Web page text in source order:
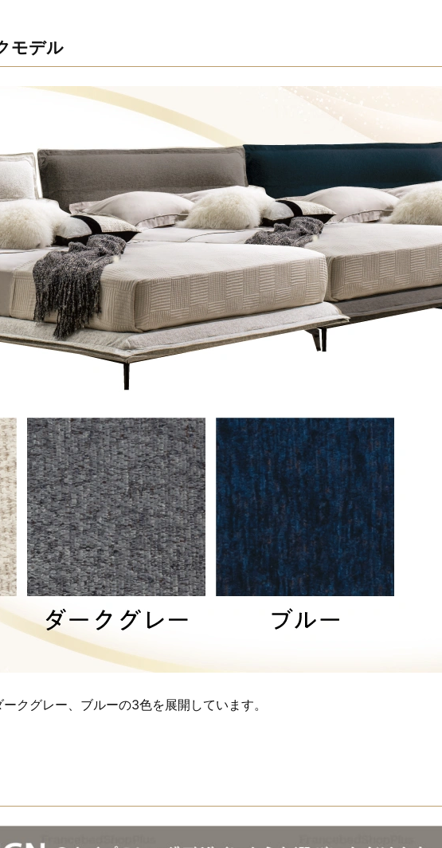
モデル
クグレー、ブルーの3色を展開しています。